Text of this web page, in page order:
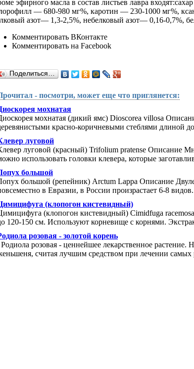
эфирного масла в состав листьев лавра
— 680-980 мг%, каротин — 230-1000 мг%,
азот— 1,3-2,5%, небелковый азот— 0,16-0,7%,
Комментировать ВКонтакте
Комментировать на Facebook
Поделиться…
- посмотри, может еще что приглянется:
мохнатая
мохнатая (дикий ямс) Dioscorea villosa
красно-коричневыми стеблями длиной
луговой
луговой (красный) Trifolium pratense Описание
использовать головки клевера, которые
большой
большой (репейник) Arctum Lappa Описание
в Евразии, в России произрас­тает 6-8
(клопогон кистевидный)
(клопогон кистевидный) Cimidfuga
120-150 см. Используют корневище с корнями.
розовая - золотой корень
Родиола розовая - ценнейшее лекарс­твенное
счи­тая лучшим средством при лечении самых